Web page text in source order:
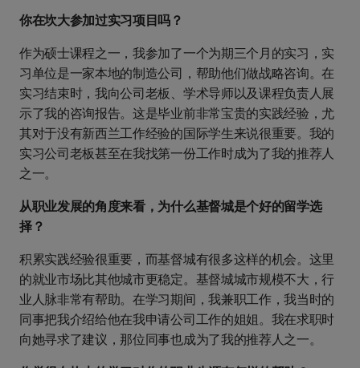
你在坎大参加过实习项目吗？
作为硕士课程之一，我参加了一个为期三个月的实习，实
习单位是一家本地的制造公司，帮助他们做战略咨询。在
实习结束时，我向公司老板、学术导师以及课程负责人展
示了我的咨询报告。这是毕业前非常宝贵的实践经验，尤
其对于没有新西兰工作经验的国际学生来说很重要。我的
实习公司老板甚至在我找第一份工作时成为了我的推荐人
之一。
从职业发展的角度来看，为什么基督城是个好的留学选
择？
积累实践经验很重要，而基督城有很多这样的机会。这里
的就业市场比其他城市更稳定。基督城城市规模不大，行
业人脉非常有帮助。在学习期间，我兼职工作，我当时的
同事把我介绍给他在我申请公司工作的姐姐。我在求职时
向她寻求了建议，那位同事也成为了我的推荐人之一。